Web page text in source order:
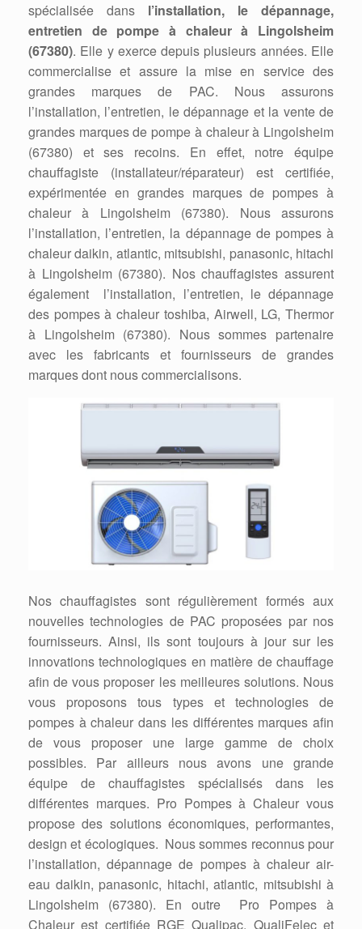
spécialisée dans l’installation, le dépannage,
entretien de pompe à chaleur à Lingolsheim
(67380). Elle y exerce depuis plusieurs années. Elle
commercialise et assure la mise en service des
grandes marques de PAC. Nous assurons
l’installation, l’entretien, le dépannage et la vente de
grandes marques de pompe à chaleur à Lingolsheim
(67380) et ses recoins. En effet, notre équipe
chauffagiste (installateur/réparateur) est certifiée,
expérimentée en grandes marques de pompes à
chaleur à Lingolsheim (67380). Nous assurons
l’installation, l’entretien, la dépannage de pompes à
chaleur daikin, atlantic, mitsubishi, panasonic, hitachi
à Lingolsheim (67380). Nos chauffagistes assurent
également l’installation, l’entretien, le dépannage
des pompes à chaleur toshiba, Airwell, LG, Thermor
à Lingolsheim (67380). Nous sommes partenaire
avec les fabricants et fournisseurs de grandes
marques dont nous commercialisons.
Nos chauffagistes sont régulièrement formés aux
nouvelles technologies de PAC proposées par nos
fournisseurs. Ainsi, ils sont toujours à jour sur les
innovations technologiques en matière de chauffage
afin de vous proposer les meilleures solutions. Nous
vous proposons tous types et technologies de
pompes à chaleur dans les différentes marques afin
de vous proposer une large gamme de choix
possibles. Par ailleurs nous avons une grande
équipe de chauffagistes spécialisés dans les
différentes marques. Pro Pompes à Chaleur vous
propose des solutions économiques, performantes,
design et écologiques. Nous sommes reconnus pour
l’installation, dépannage de pompes à chaleur air-
eau daikin, panasonic, hitachi, atlantic, mitsubishi à
Lingolsheim (67380). En outre Pro Pompes à
Chaleur est certifiée RGE Qualipac, QualiFelec et